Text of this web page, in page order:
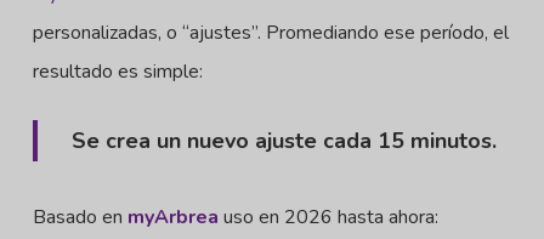
personalizadas, o “ajustes”. Promediando ese período, el
resultado es simple:
Se crea un nuevo ajuste cada 15 minutos.
Basado en myArbrea uso en 2026 hasta ahora: